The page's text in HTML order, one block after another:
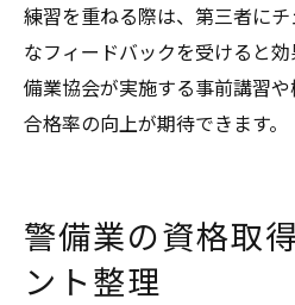
練習を重ねる際は、第三者に
なフィードバックを受けると
備業協会が実施する事前講習や
合格率の向上が期待できます。
警備業の資格取
ント整理